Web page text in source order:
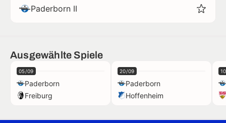
Paderborn II
Ausgewählte Spiele
05/09
Paderborn
Freiburg
20/09
Paderborn
Hoffenheim